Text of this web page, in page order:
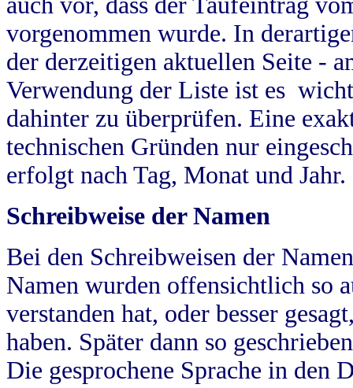
vorgenommen wurde. In
der derzeitigen aktuellen Seite -
Verwendung der Liste ist es
dahinter zu überprüfen. Eine
technischen Gründen nur
erfolgt nach Tag, Monat und Jahr.
Schreibweise der Namen
Bei den Schreibweisen der
Namen wurden offensichtlich so
verstanden hat, oder besser
haben. Später dann so
Die gesprochene Sprache in